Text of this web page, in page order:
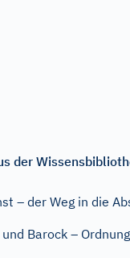
der
– der Weg in die
Barock –